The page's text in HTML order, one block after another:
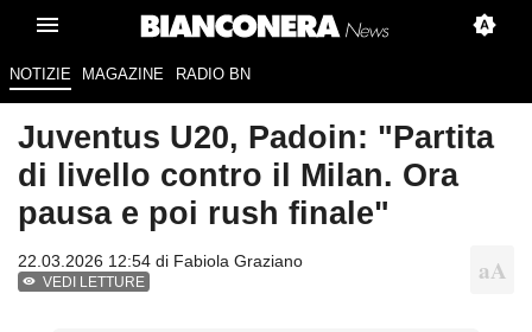
NOTIZIE MAGAZINE RADIO BN
Juventus U20, Padoin: "Partita
di livello contro il Milan. Ora
pausa e poi rush finale"
22.03.2026 12:54 di Fabiola Graziano
VEDI LETTURE